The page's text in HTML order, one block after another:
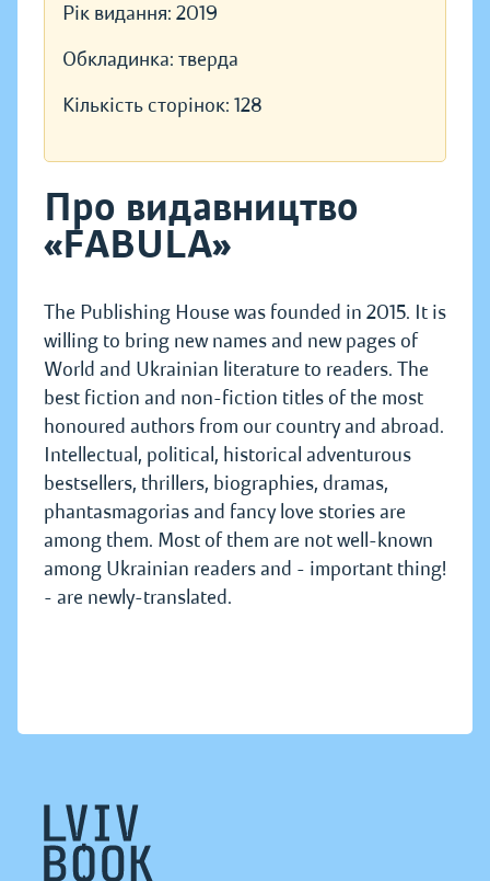
Рік видання: 2019
Обкладинка: тверда
Кількість сторінок: 128
Про видавництво
«FABULA»
The Publishing House was founded in 2015. It is
willing to bring new names and new pages of
World and Ukrainian literature to readers. The
best fiction and non-fiction titles of the most
honoured authors from our country and abroad.
Intellectual, political, historical adventurous
bestsellers, thrillers, biographies, dramas,
phantasmagorias and fancy love stories are
among them. Most of them are not well-known
among Ukrainian readers and - important thing!
- are newly-translated.